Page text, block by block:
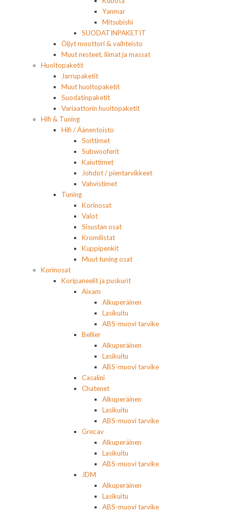
Yanmar
Mitsubishi
SUODATINPAKETIT
Öljyt moottori & vaihteisto
Muut nesteet, liimat ja massat
Huoltopaketit
Jarrupaketit
Muut huoltopaketit
Suodatinpaketit
Variaattorin huoltopaketit
Hifi & Tuning
Hifi / Äänentoisto
Soittimet
Subwooferit
Kaiuttimet
Johdot / pientarvikkeet
Vahvistimet
Tuning
Korinosat
Valot
Sisustan osat
Kromilistat
Kuppipenkit
Muut tuning osat
Korinosat
Koripaneelit ja puskurit
Aixam
Alkuperäinen
Lasikuitu
ABS-muovi tarvike
Bellier
Alkuperäinen
Lasikuitu
ABS-muovi tarvike
Casalini
Chatenet
Alkuperäinen
Lasikuitu
ABS-muovi tarvike
Grecav
Alkuperäinen
Lasikuitu
ABS-muovi tarvike
JDM
Alkuperäinen
Lasikuitu
ABS-muovi tarvike